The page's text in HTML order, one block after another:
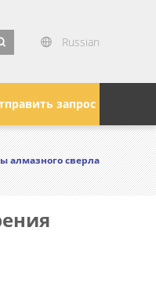
Russian
запрос
алмазного сверла